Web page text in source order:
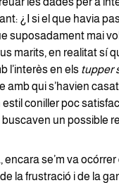
¿I si el que havia
suposadament mai
marits, en realitat sí
l’interès en els tupper
amb qui s’havien
coniller poc
un possible
encara se’m va
la frustració i de la